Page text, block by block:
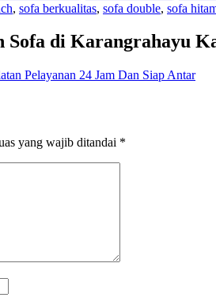
, sofa berkualitas, sofa double, sofa
Sofa di Karangrahayu
Pelayanan 24 Jam Dan Siap Antar
yang wajib ditandai *